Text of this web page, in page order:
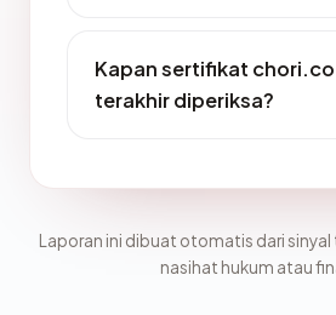
Kapan sertifikat
terakhir diperiksa?
Laporan ini dibuat otomatis dari sinyal
nasihat hukum atau